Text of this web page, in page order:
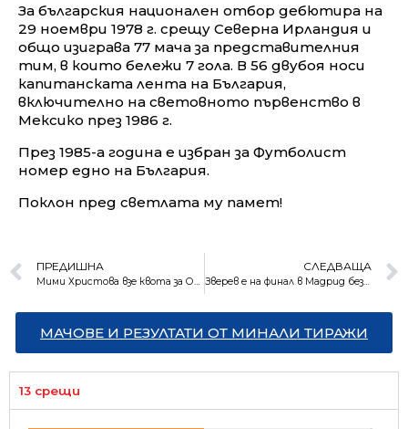
За българския национален отбор дебютира на
29 ноември 1978 г. срещу Северна Ирландия и
общо изиграва 77 мача за представителния
тим, в които бележи 7 гола. В 56 двубоя носи
капитанската лента на България,
включително на световното първенство в
Мексико през 1986 г.
През 1985-а година е избран за Футболист
номер едно на България.
Поклон пред светлата му памет!
ПРЕДИШНА
Мими Христова взе квота за Олимпиадата
СЛЕДВАЩА
Зверев е на финал в Мадрид без загубен сет
МАЧОВЕ И РЕЗУЛТАТИ ОТ МИНАЛИ ТИРАЖИ
13 срещи